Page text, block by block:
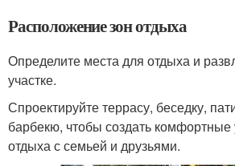
Расположение зон отдыха
Определите места для отдыха и
участке.
Спроектируйте террасу, беседку,
барбекю, чтобы создать комфортные
отдыха с семьей и друзьями.